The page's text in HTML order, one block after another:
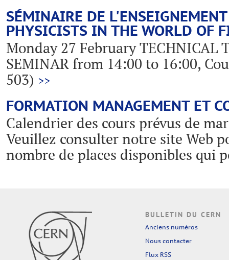
SÉMINAIRE DE
PHYSICISTS IN THE WORLD OF
Monday 27 February TECHNICAL
SEMINAR from 14:00 to 16:00,
503) >>
FORMATION MANAGEMENT ET
Calendrier des cours prévus de
Veuillez consulter notre site Web
nombre de places disponibles qui
BULLETIN DU CERN
Anciens numéros
Nous contacter
Flux RSS